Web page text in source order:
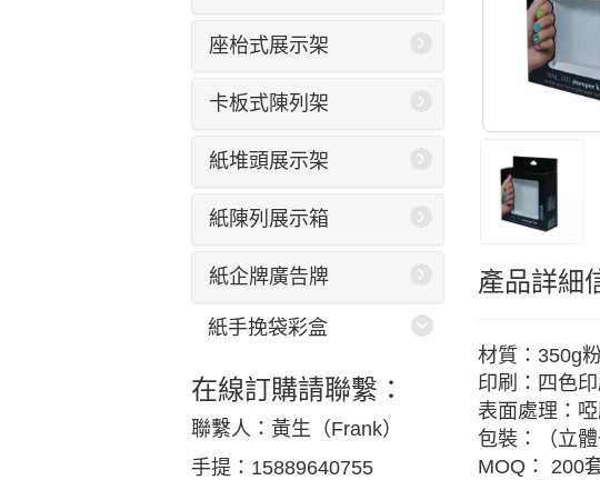
座枱式展示架
卡板式陳列架
紙堆頭展示架
紙陳列展示箱
紙企牌廣告牌
紙手挽袋彩盒
在線訂購請聯繫：
聯繫人：黃生（Frank）
手提：15889640755
產品詳細
材質：350g
印刷：四色
表面處理：
包裝：（立
MOQ： 200